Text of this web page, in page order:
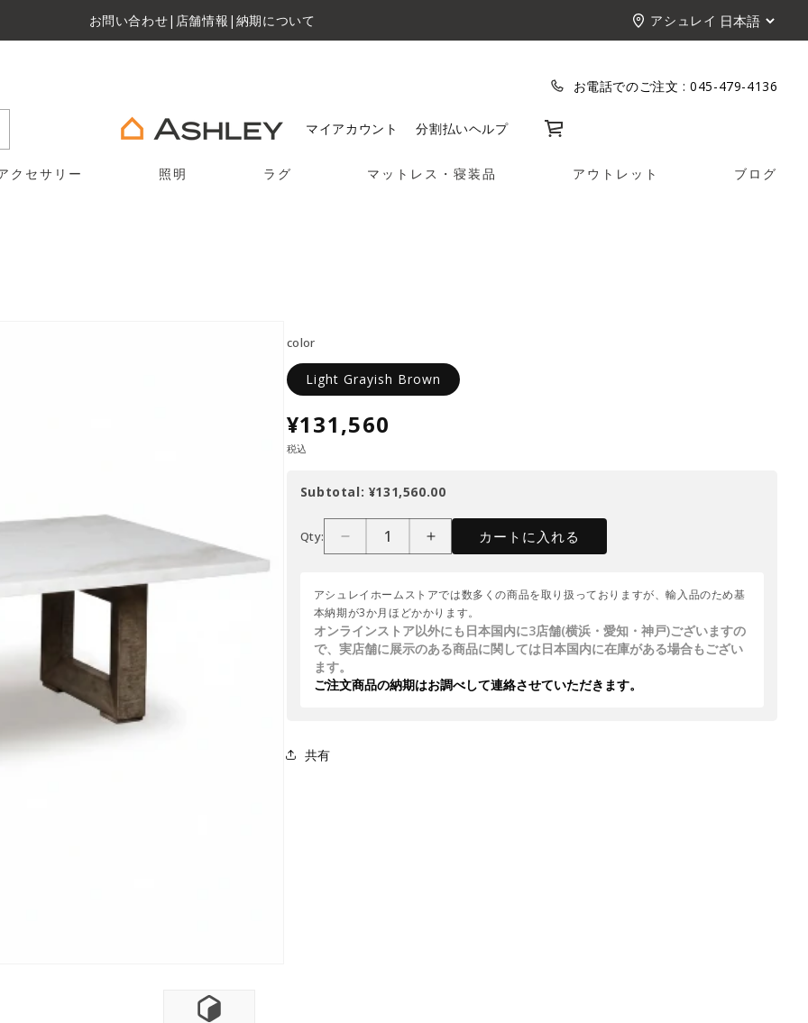
お問い合わせ| 店舗情報 | 納期について アシュレイ
お電話でのご注文 :045-479-4136
マイアカウント 分割払いヘルプ カート
クセサリー 照明 ラグ マットレス・寝装品 アウトレット ブログ
color
Light Grayish Brown
¥131,560
税込
Subtotal: ¥131,560.00
Qty: カートに入れる
アシュレイホームストアでは数多くの商品を取り扱っておりますが、輸入品のため基
本納期が3か月ほどかかります。
オンラインストア以外にも日本国内に3店舗(横浜・愛知・神戸)ございますの
で、実店舗に展示のある商品に関しては日本国内に在庫がある場合もござい
ます。
ご注文商品の納期はお調べして連絡させていただきます。
共有